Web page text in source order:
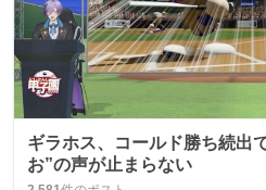
ギラホス、コールド勝ち続
お”の声が止まらない